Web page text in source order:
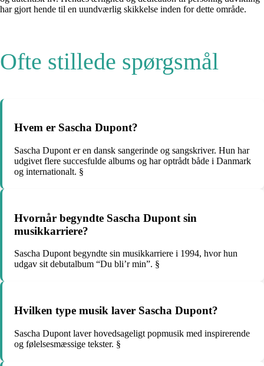
har gjort hende til en uundværlig skikkelse inden for dette område.
Ofte stillede spørgsmål
Hvem er Sascha Dupont?
Sascha Dupont er en dansk sangerinde og sangskriver. Hun har
udgivet flere succesfulde albums og har optrådt både i Danmark
og internationalt. §
Hvornår begyndte Sascha Dupont sin
musikkarriere?
Sascha Dupont begyndte sin musikkarriere i 1994, hvor hun
udgav sit debutalbum “Du bli’r min”. §
Hvilken type musik laver Sascha Dupont?
Sascha Dupont laver hovedsageligt popmusik med inspirerende
og følelsesmæssige tekster. §